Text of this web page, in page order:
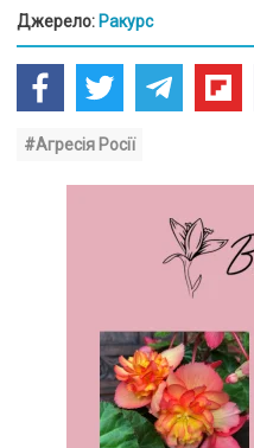
Джерело: Ракурс
#Агресія Росії